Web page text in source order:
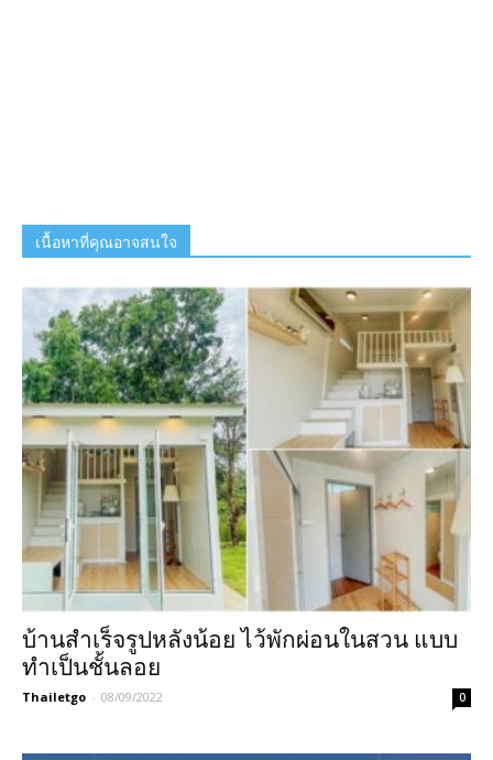
เนื้อหาที่คุณอาจสนใจ
บ้านสำเร็จรูปหลังน้อย ไว้พักผ่อนในสวน แบบ
ทำเป็นชั้นลอย
Thailetgo - 08/09/2022 0